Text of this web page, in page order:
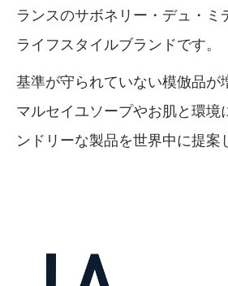
ランスのサボネリー・デュ・ミ
ライフスタイルブランドです。
基準が守られていない模倣品が
マルセイユソープやお肌と環境
ンドリーな製品を世界中に提案